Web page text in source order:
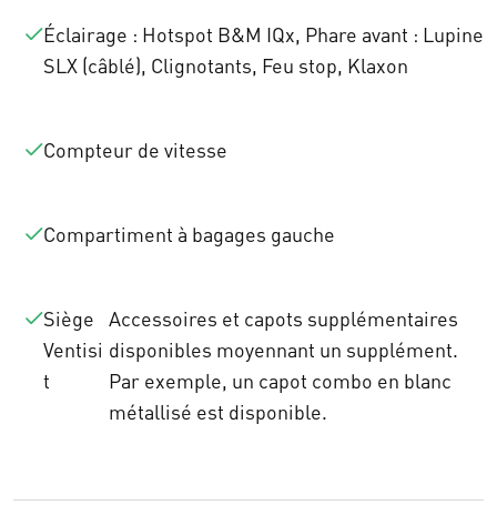
Éclairage : Hotspot B&M IQx, Phare avant : Lupine
SLX (câblé), Clignotants, Feu stop, Klaxon
Compteur de vitesse
Compartiment à bagages gauche
Siège
Ventisi
t
Accessoires et capots supplémentaires
disponibles moyennant un supplément.
Par exemple, un capot combo en blanc
métallisé est disponible.